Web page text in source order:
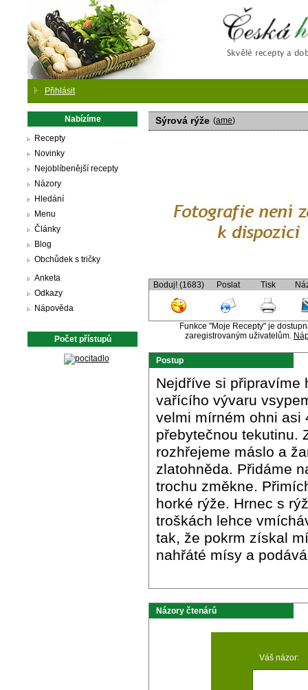
Přihlásit
Nabízíme
Recepty
Novinky
Nejoblíbenější recepty
Názory
Hledání
Menu
Články
Blog
Obchůdek s tričky
Anketa
Odkazy
Nápověda
Počet přístupů
Sýrová rýže (ame)
Boduj! (1683) Poslat Tisk
Funkce "Moje Recepty" je
zaregistrovaným uživatelům.
Postup
Nejdříve si připravíme
vařícího vývaru
velmi mírném ohni asi
přebytečnou tekutinu.
rozhřejeme máslo a
zlatohněda. Přidáme
trochu změkne.
horké rýže. Hrnec s
troškách lehce
tak, že pokrm získal
nahřáté mísy a
Názory čtenárů
Váš názor: